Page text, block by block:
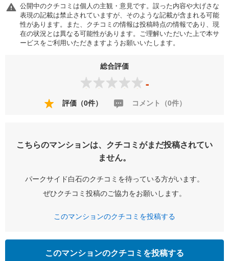
公開中のクチコミは個人の主観・意見です。誤った内容や大げさな
表現の記載は禁止されていますが、そのような記載が含まれる可能
性があります。また、クチコミの情報は投稿時点の情報であり、現
在の状況とは異なる可能性があります。ご理解いただいた上で本サ
ービスをご利用いただきますようお願いいたします。
総合評価
-
評価（0件） コメント（0件）
こちらのマンションは、クチコミがまだ投稿されてい
ません。
パークサイド白石のクチコミを待っている方がいます。
ぜひクチコミ投稿のご協力をお願いします。
このマンションのクチコミを投稿する
このマンションのクチコミを投稿する